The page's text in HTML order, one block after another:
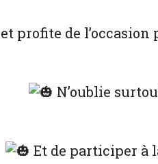
et profite de
N’oublie
Et de participer à